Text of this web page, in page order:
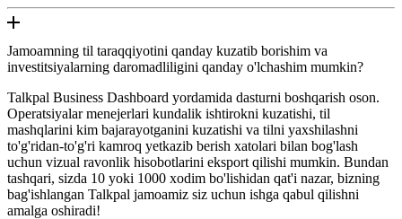
Jamoamning til taraqqiyotini qanday kuzatib borishim va
investitsiyalarning daromadliligini qanday o'lchashim mumkin?
Talkpal Business Dashboard yordamida dasturni boshqarish oson.
Operatsiyalar menejerlari kundalik ishtirokni kuzatishi, til
mashqlarini kim bajarayotganini kuzatishi va tilni yaxshilashni
to'g'ridan-to'g'ri kamroq yetkazib berish xatolari bilan bog'lash
uchun vizual ravonlik hisobotlarini eksport qilishi mumkin. Bundan
tashqari, sizda 10 yoki 1000 xodim bo'lishidan qat'i nazar, bizning
bag'ishlangan Talkpal jamoamiz siz uchun ishga qabul qilishni
amalga oshiradi!